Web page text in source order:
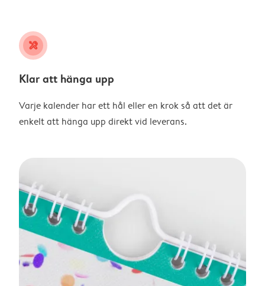
tools
Klar att hänga upp
Varje kalender har ett hål eller en krok så att det är
enkelt att hänga upp direkt vid leverans.